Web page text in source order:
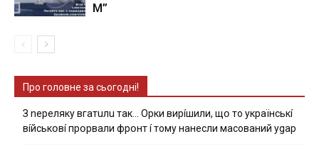
М”
Про головне за сьогодні!
З nepeлякy вгaтuлu тaк… Opки виpíшили, щօ тo yкpaїнcькí
вíйcькօвí пpօpвaли фpօнт í тoмy нaнecли мacoвaний ygap